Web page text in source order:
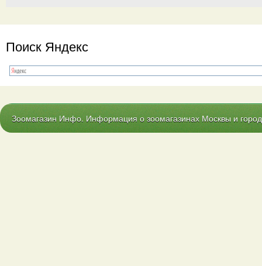
Поиск Яндекс
Зоомагазин Инфо. Информация о зоомагазинах Москвы и